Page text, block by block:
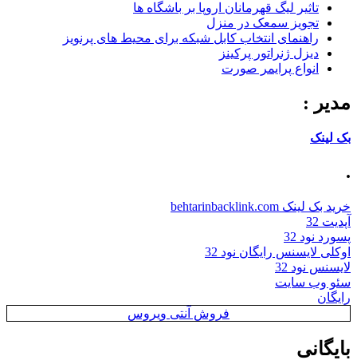
تاثیر لیگ قهرمانان اروپا بر باشگاه ها
تجویز سمعک در منزل
راهنمای انتخاب کابل شبکه برای محیط های پرنویز
دیزل ژنراتور پرکینز
انواع پرایمر صورت
مدیر :
بک لینک
.
خرید بک لینک behtarinbacklink.com
آپدیت 32
پسورد نود 32
اوکلی لایسنس رایگان نود 32
لایسنس نود 32
سئو وب سایت
رایگان
فروش آنتی ویروس
بایگانی